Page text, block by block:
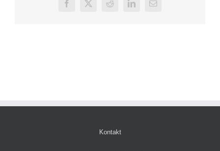
Facebook
X Reddit LinkedInEmail
Kontakt